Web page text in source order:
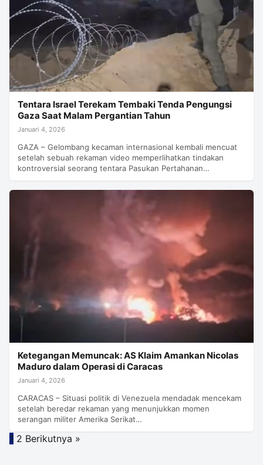
Tentara Israel Terekam Tembaki Tenda Pengungsi
Gaza Saat Malam Pergantian Tahun
Januari 4, 2026
GAZA – Gelombang kecaman internasional kembali mencuat
setelah sebuah rekaman video memperlihatkan tindakan
kontroversial seorang tentara Pasukan Pertahanan…
Ketegangan Memuncak: AS Klaim Amankan Nicolas
Maduro dalam Operasi di Caracas
Januari 4, 2026
CARACAS – Situasi politik di Venezuela mendadak mencekam
setelah beredar rekaman yang menunjukkan momen
serangan militer Amerika Serikat…
Paginasi
1 2 Berikutnya »